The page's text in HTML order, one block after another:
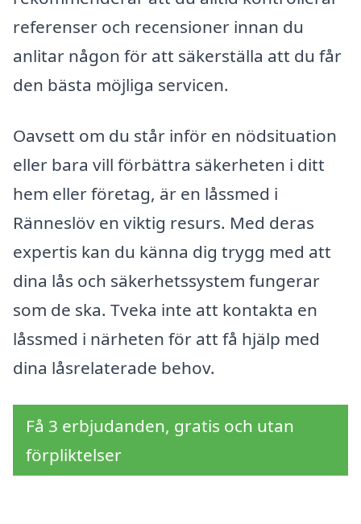
referenser och recensioner innan du
anlitar någon för att säkerställa att du får
den bästa möjliga servicen.
Oavsett om du står inför en nödsituation
eller bara vill förbättra säkerheten i ditt
hem eller företag, är en låssmed i
Ränneslöv en viktig resurs. Med deras
expertis kan du känna dig trygg med att
dina lås och säkerhetssystem fungerar
som de ska. Tveka inte att kontakta en
låssmed i närheten för att få hjälp med
dina låsrelaterade behov.
Få 3 erbjudanden, gratis och utan
förpliktelser